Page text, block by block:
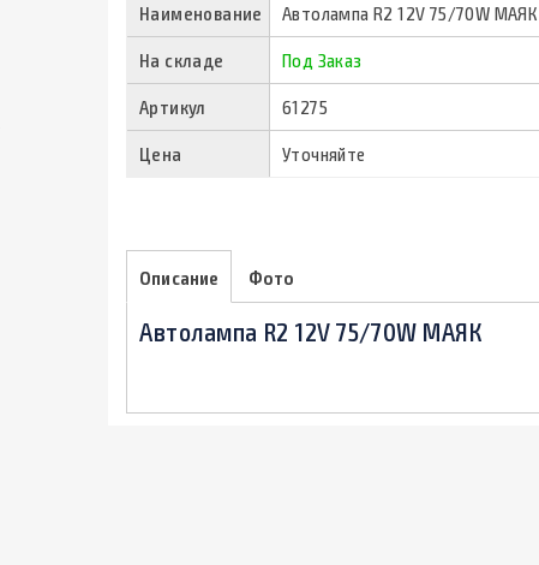
Наименование Автолампа R2 12V 75/70W МАЯК
На складе Под Заказ
Артикул 61275
Цена Уточняйте
Описание Фото
Автолампа R2 12V 75/70W МАЯК